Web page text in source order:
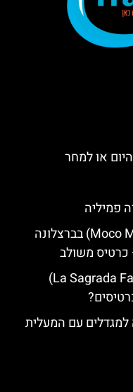
או למחר
פמיליה
כרטיסים למוזיאון מוקו (Moco Museum) בברצלונה
כרטיס משולב
קתדרלת הסגרדה פמיליה (La Sagrada Familia)
למגדלים עם המעלית